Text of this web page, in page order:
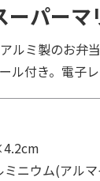
ーパーマ
ルミ製のお弁
ル付き。電子
ニウム(アル